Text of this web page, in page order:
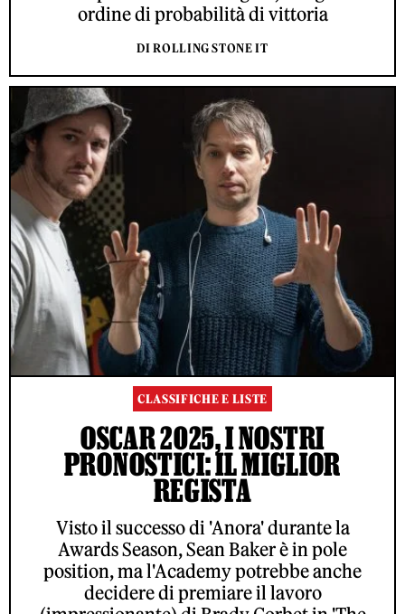
ordine di probabilità di vittoria
DI ROLLING STONE IT
CLASSIFICHE E LISTE
OSCAR 2025, I NOSTRI
PRONOSTICI: IL MIGLIOR
REGISTA
Visto il successo di 'Anora' durante la
Awards Season, Sean Baker è in pole
position, ma l'Academy potrebbe anche
decidere di premiare il lavoro